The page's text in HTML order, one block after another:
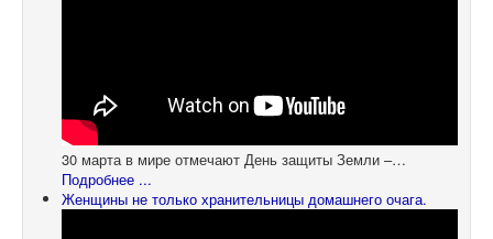
30 марта в мире отмечают День защиты Земли –…
Подробнее ...
Женщины не только хранительницы домашнего очага.